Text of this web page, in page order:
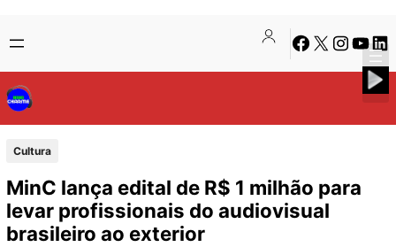
para
o
conteúdo
to
content
Facebook
X Instagram
Cultura
MinC lança edital de R$ 1 milhão para
levar profissionais do audiovisual
brasileiro ao exterior